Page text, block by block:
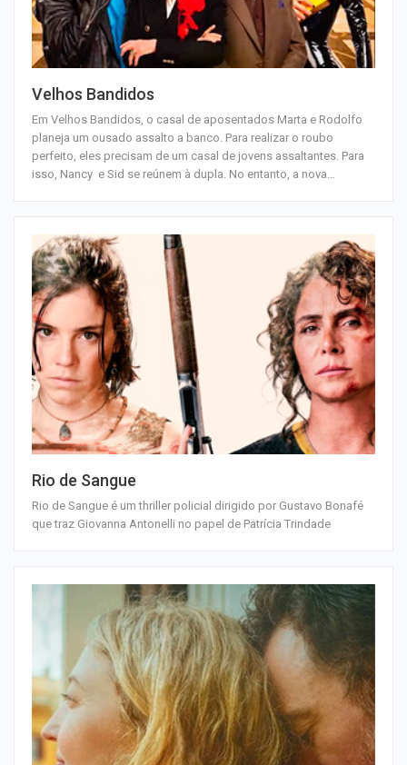
Velhos Bandidos
Em Velhos Bandidos, o casal de aposentados Marta e Rodolfo
planeja um ousado assalto a banco. Para realizar o roubo
perfeito, eles precisam de um casal de jovens assaltantes. Para
isso, Nancy e Sid se reúnem à dupla. No entanto, a nova…
Rio de Sangue
Rio de Sangue é um thriller policial dirigido por Gustavo Bonafé
que traz Giovanna Antonelli no papel de Patrícia Trindade